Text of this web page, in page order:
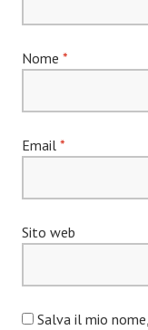
Nome *
Email *
Sito web
Salva il mio